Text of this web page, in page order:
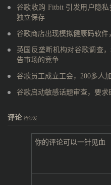
谷歌收购 Fitbit 引发用户隐私
独立保存
谷歌商店出现模拟健康码软
英国反垄断机构对谷歌调查
告市场的竞争
谷歌员工成立工会，200多人
谷歌启动敏感话题审查，要求
评论 抢沙发